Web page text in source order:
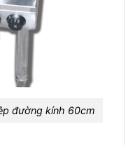
đường kính 60cm